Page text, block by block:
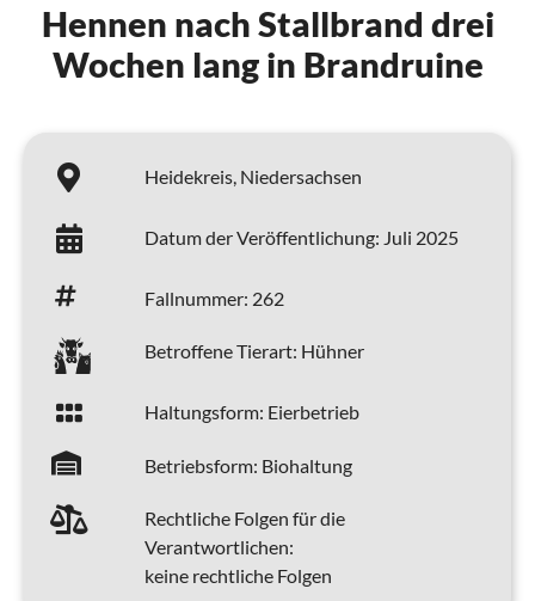
Hennen nach Stallbrand drei
Wochen lang in Brandruine
Heidekreis, Niedersachsen
Datum der Veröffentlichung: Juli 2025
Fallnummer: 262
Betroffene Tierart: Hühner
Haltungsform: Eierbetrieb
Betriebsform: Biohaltung
Rechtliche Folgen für die
Verantwortlichen:
keine rechtliche Folgen